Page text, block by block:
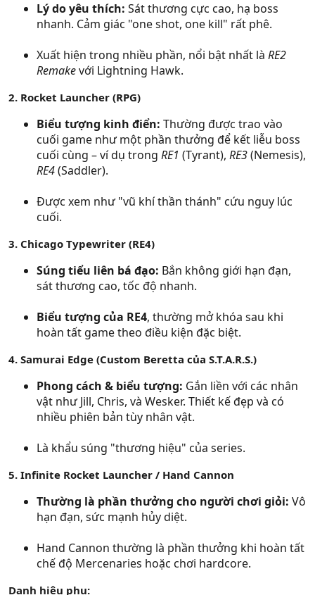
Lý do yêu thích: Sát thương cực cao, hạ boss
nhanh. Cảm giác "one shot, one kill" rất phê.
Xuất hiện trong nhiều phần, nổi bật nhất là RE2
Remakevới Lightning Hawk.
2. Rocket Launcher (RPG)
Biểu tượng kinh điển: Thường được trao vào
cuối game như một phần thưởng để kết liễu boss
cuối cùng – ví dụ trong RE1 (Tyrant), RE3(Nemesis),
RE4(Saddler).
Được xem như "vũ khí thần thánh" cứu nguy lúc
cuối.
3. Chicago Typewriter (RE4)
Súng tiểu liên bá đạo: Bắn không giới hạn đạn,
sát thương cao, tốc độ nhanh.
Biểu tượng của RE4, thường mở khóa sau khi
hoàn tất game theo điều kiện đặc biệt.
4. Samurai Edge (Custom Beretta của S.T.A.R.S.)
Phong cách & biểu tượng: Gắn liền với các nhân
vật như Jill, Chris, và Wesker. Thiết kế đẹp và có
nhiều phiên bản tùy nhân vật.
Là khẩu súng "thương hiệu" của series.
5. Infinite Rocket Launcher / Hand Cannon
Thường là phần thưởng cho người chơi giỏi: Vô
hạn đạn, sức mạnh hủy diệt.
Hand Cannon thường là phần thưởng khi hoàn tất
chế độ Mercenaries hoặc chơi hardcore.
Danh hiệu phụ: